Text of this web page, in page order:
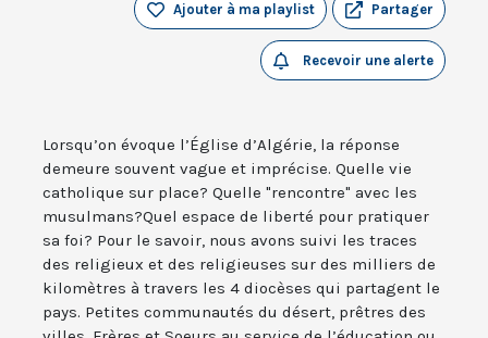
Partager
Ajouter à ma playlist
Recevoir une alerte
Lorsqu’on évoque l’Église d’Algérie, la réponse
demeure souvent vague et imprécise. Quelle vie
catholique sur place? Quelle "rencontre" avec les
musulmans?Quel espace de liberté pour pratiquer
sa foi? Pour le savoir, nous avons suivi les traces
des religieux et des religieuses sur des milliers de
kilomètres à travers les 4 diocèses qui partagent le
pays. Petites communautés du désert, prêtres des